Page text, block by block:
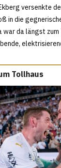
versenkte
in die
war da längst
Tollhaus